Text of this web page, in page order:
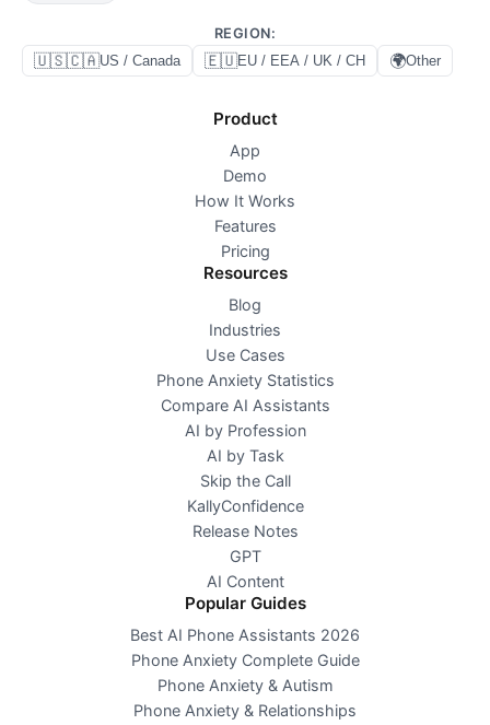
REGION:
🇺🇸🇨🇦US / Canada 🇪🇺EU / EEA / UK / CH 🌍Other
Product
App
Demo
How It Works
Features
Pricing
Resources
Blog
Industries
Use Cases
Phone Anxiety Statistics
Compare AI Assistants
AI by Profession
AI by Task
Skip the Call
KallyConfidence
Release Notes
GPT
AI Content
Popular Guides
Best AI Phone Assistants 2026
Phone Anxiety Complete Guide
Phone Anxiety & Autism
Phone Anxiety & Relationships